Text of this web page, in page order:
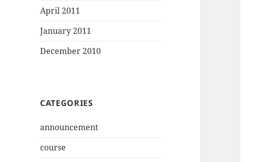
April 2011
January 2011
December 2010
CATEGORIES
announcement
course